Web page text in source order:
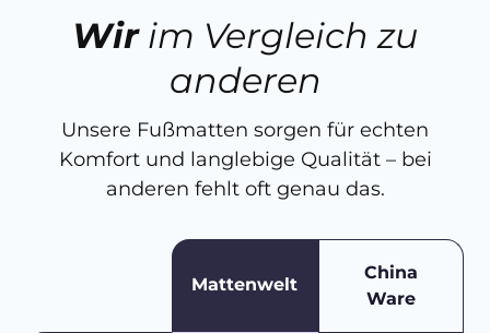
Wirim Vergleich zu
anderen
Unsere Fußmatten sorgen für echten
Komfort und langlebige Qualität – bei
anderen fehlt oft genau das.
Mattenwelt
China
Ware